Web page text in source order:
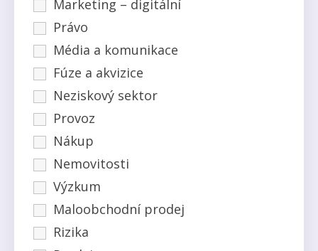
Marketing – digitální
Právo
Média a komunikace
Fúze a akvizice
Neziskový sektor
Provoz
Nákup
Nemovitosti
Výzkum
Maloobchodní prodej
Rizika